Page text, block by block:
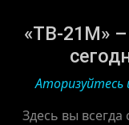
«ТВ-21M»
Аторизуйтесь
Здесь вы